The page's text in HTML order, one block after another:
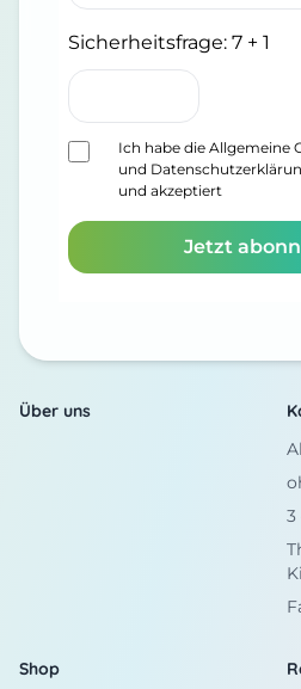
Sicherheitsfrage: 7 + 1
Ich habe die Allgemeine
und
und akzeptiert
Jetzt
Über uns
3
Shop